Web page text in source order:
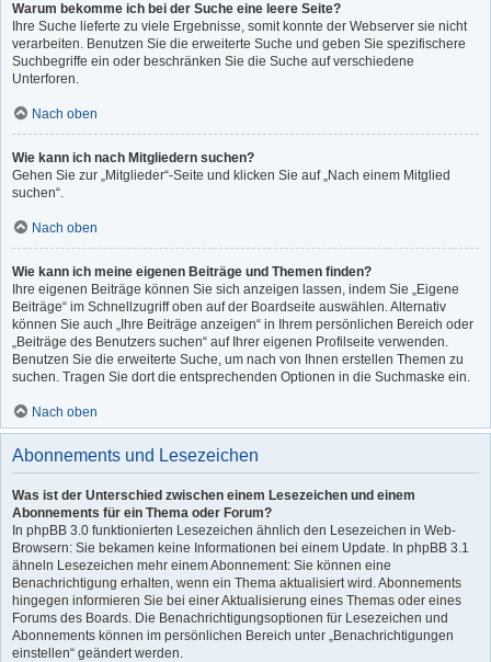
Warum bekomme ich bei der Suche eine leere Seite?
Ihre Suche lieferte zu viele Ergebnisse, somit konnte der Webserver sie nicht
verarbeiten. Benutzen Sie die erweiterte Suche und geben Sie spezifischere
Suchbegriffe ein oder beschränken Sie die Suche auf verschiedene
Unterforen.
Nach oben
Wie kann ich nach Mitgliedern suchen?
Gehen Sie zur „Mitglieder“-Seite und klicken Sie auf „Nach einem Mitglied
suchen“.
Nach oben
Wie kann ich meine eigenen Beiträge und Themen finden?
Ihre eigenen Beiträge können Sie sich anzeigen lassen, indem Sie „Eigene
Beiträge“ im Schnellzugriff oben auf der Boardseite auswählen. Alternativ
können Sie auch „Ihre Beiträge anzeigen“ in Ihrem persönlichen Bereich oder
„Beiträge des Benutzers suchen“ auf Ihrer eigenen Profilseite verwenden.
Benutzen Sie die erweiterte Suche, um nach von Ihnen erstellen Themen zu
suchen. Tragen Sie dort die entsprechenden Optionen in die Suchmaske ein.
Nach oben
Abonnements und Lesezeichen
Was ist der Unterschied zwischen einem Lesezeichen und einem
Abonnements für ein Thema oder Forum?
In phpBB 3.0 funktionierten Lesezeichen ähnlich den Lesezeichen in Web-
Browsern: Sie bekamen keine Informationen bei einem Update. In phpBB 3.1
ähneln Lesezeichen mehr einem Abonnement: Sie können eine
Benachrichtigung erhalten, wenn ein Thema aktualisiert wird. Abonnements
hingegen informieren Sie bei einer Aktualisierung eines Themas oder eines
Forums des Boards. Die Benachrichtigungsoptionen für Lesezeichen und
Abonnements können im persönlichen Bereich unter „Benachrichtigungen
einstellen“ geändert werden.